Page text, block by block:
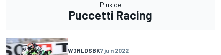
Plus de
Puccetti Racing
WORLDSBK7 juin 2022